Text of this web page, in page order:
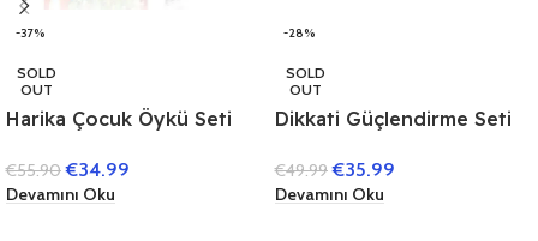
-37%
SOLD
OUT
Harika Çocuk Öykü Seti
€55.90 €34.99
Devamını Oku
-28%
SOLD
OUT
Dikkati Güçlendirme Seti
€49.99 €35.99
Devamını Oku